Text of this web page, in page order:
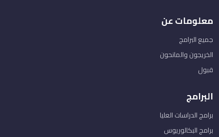
معلومات عن
جميع البرامج
الخريجون والمانحون
قبول
البرامج
برامج الدراسات العليا
برامج البكالوريوس